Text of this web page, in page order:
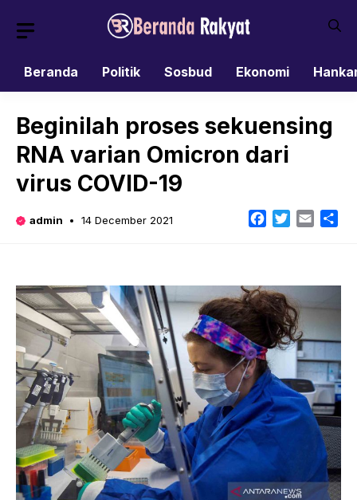
Beranda
Politik Sosbud Ekonomi
Beginilah proses sekuensing
RNA varian Omicron dari
virus COVID-19
admin 14 December 2021 Facebook
TwitterEmail